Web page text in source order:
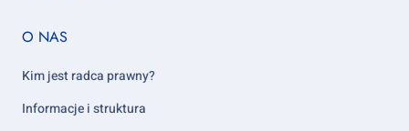
Footer
5
O NAS
Kim jest radca prawny?
Informacje i struktura